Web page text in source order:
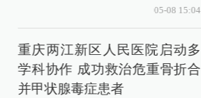
05-08 15:04
重庆两江新区人民医院启动多
学科协作 成功救治危重骨折合
并甲状腺毒症患者